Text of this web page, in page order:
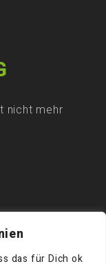
das für Dich ok
nicht mehr